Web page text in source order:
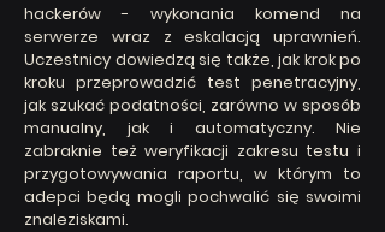
hackerów - wykonania komend na
serwerze wraz z eskalacją uprawnień.
Uczestnicy dowiedzą się także, jak krok po
kroku przeprowadzić test penetracyjny,
jak szukać podatności, zarówno w sposób
manualny, jak i automatyczny. Nie
zabraknie też weryfikacji zakresu testu i
przygotowywania raportu, w którym to
adepci będą mogli pochwalić się swoimi
znaleziskami.